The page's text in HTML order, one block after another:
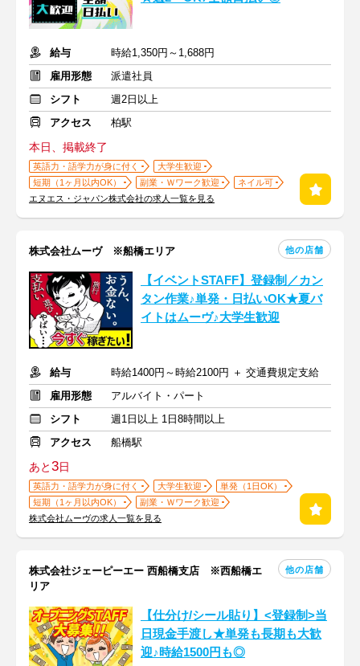
給与
時給1,350円～1,688円
雇用形態
派遣社員
シフト
週2日以上
アクセス
柏駅
本日、掲載終了
英語力・語学力が身に付く
大学生歓迎
短期（1ヶ月以内OK）
副業・Ｗワーク歓迎
ネイル可
エヌエス・ジャパン株式会社の求人一覧を見る
株式会社ムーヴ ※船橋エリア 他の店舗
【イベントSTAFF】登録制／カン
タン作業♪単発・日払いOK★夏バ
イトはムーヴ♪大学生歓迎
給与
時給1400円～時給2100円 ＋ 交通費規定支給
雇用形態
アルバイト・パート
シフト
週1日以上 1日8時間以上
アクセス
船橋駅
あと3日
英語力・語学力が身に付く 大学生歓迎
単発（1日OK）
短期（1ヶ月以内OK）
副業・Ｗワーク歓迎
株式会社ムーヴの求人一覧を見る
株式会社ジェーピーエー 西船橋支店 ※西船橋エ
リア
他の店舗
【仕分け/シール貼り】<登録制>当
日現金手渡し★単発も長期も大歓
迎♪時給1500円も◎